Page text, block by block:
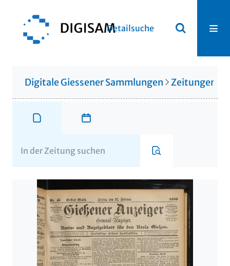
Detailsuche
Digitale Giessener Sammlungen Zeitungen